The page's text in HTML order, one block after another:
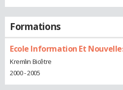
Formations
Ecole Information Et
Kremlin Bicêtre
2000 - 2005